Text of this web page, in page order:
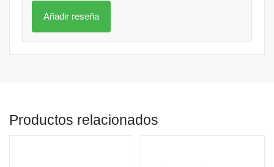
Productos relacionados